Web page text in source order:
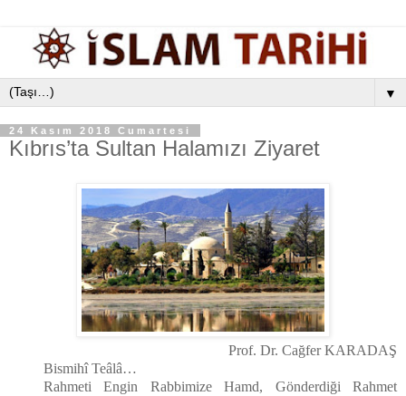
▼
24 Kasım 2018 Cumartesi
Kıbrıs’ta Sultan Halamızı Ziyaret
Prof. Dr. Cağfer KARADAŞ
Bismihî Teâlâ…
Rahmeti Engin Rabbimize Hamd, Gönderdiği Rahmet